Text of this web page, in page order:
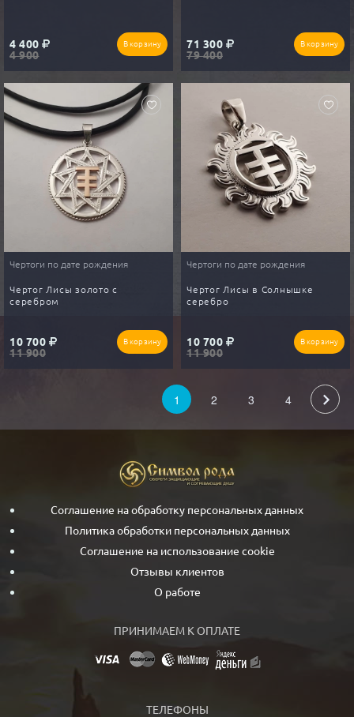
4 400
4 900
В корзину
71 300
79 400
В корзину
Чертоги по дате рождения
Чертог Лисы золото с
серебром
10 700
11 900
В корзину
Чертоги по дате рождения
Чертог Лисы в Солнышке
серебро
10 700
11 900
В корзину
1 2 3 4
Соглашение на обработку персональных данных
Политика обработки персональных данных
Соглашение на использование cookie
Отзывы клиентов
О работе
ПРИНИМАЕМ К ОПЛАТЕ
ТЕЛЕФОНЫ